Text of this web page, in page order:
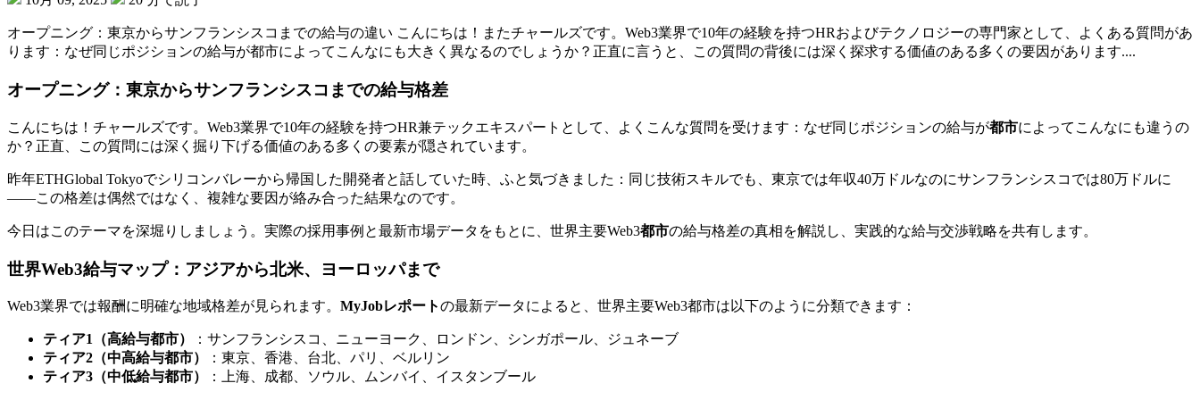
オープニング：東京からサンフランシスコまでの給与の違い こんにちは！またチャールズです。Web3業界で10年の経験を持つHRおよびテクノロジーの専門家として、よくある質問があ
ります：なぜ同じポジションの給与が都市によってこんなにも大きく異なるのでしょうか？正直に言うと、この質問の背後には深く探求する価値のある多くの要因があります....
オープニング：東京からサンフランシスコまでの給与格差
こんにちは！チャールズです。Web3業界で10年の経験を持つHR兼テックエキスパートとして、よくこんな質問を受けます：なぜ同じポジションの給与が都市によってこんなにも違うの
か？正直、この質問には深く掘り下げる価値のある多くの要素が隠されています。
昨年ETHGlobal Tokyoでシリコンバレーから帰国した開発者と話していた時、ふと気づきました：同じ技術スキルでも、東京では年収40万ドルなのにサンフランシスコでは80万ドルに
——この格差は偶然ではなく、複雑な要因が絡み合った結果なのです。
今日はこのテーマを深堀りしましょう。実際の採用事例と最新市場データをもとに、世界主要Web3都市の給与格差の真相を解説し、実践的な給与交渉戦略を共有します。
世界Web3給与マップ：アジアから北米、ヨーロッパまで
Web3業界では報酬に明確な地域格差が見られます。 MyJobレポートの最新データによると、世界主要Web3都市は以下のように分類できます：
ティア1（高給与都市）
：サンフランシスコ、ニューヨーク、ロンドン、シンガポール、ジュネーブ
ティア2（中高給与都市）
：東京、香港、台北、パリ、ベルリン
ティア3（中低給与都市）
：上海、成都、ソウル、ムンバイ、イスタンブール